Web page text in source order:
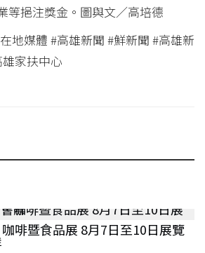
等挹注獎金。圖與文／高培德
地媒體 #高雄新聞 #鮮新聞 #高雄新
家扶中心
啡暨食品展 8月7日至10日展覽